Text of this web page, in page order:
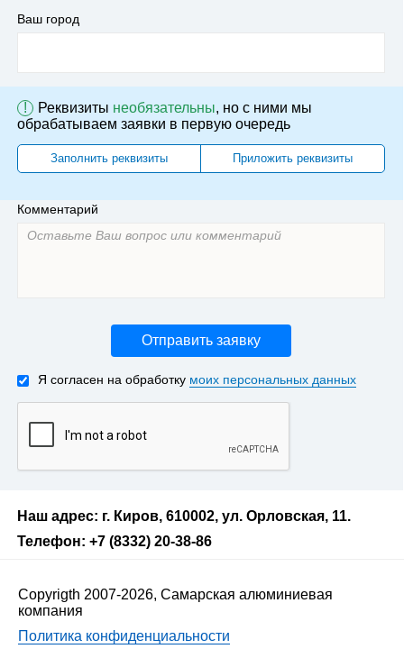
Ваш город
! Реквизиты необязательны, но с ними мы
обрабатываем заявки в первую очередь
Заполнить реквизиты Приложить реквизиты
Комментарий
Отправить заявку
Я согласен на обработку моих персональных данных
Наш адрес: г. Киров, 610002, ул. Орловская, 11.
Телефон: +7 (8332) 20-38-86
Copyrigth 2007-2026, Самарская алюминиевая
компания
Политика конфиденциальности